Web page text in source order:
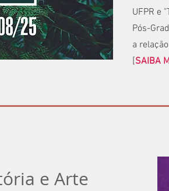
UFPR e
Pós-
a
[SAIBA
e Arte